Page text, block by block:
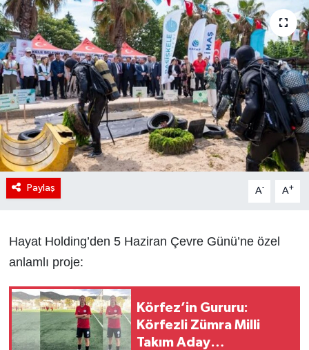
Paylaş A- A+
Hayat Holding’den 5 Haziran Çevre Günü’ne özel
anlamlı proje:
Körfez’in Gururu:
Körfezli Zümra Milli
Takım Aday